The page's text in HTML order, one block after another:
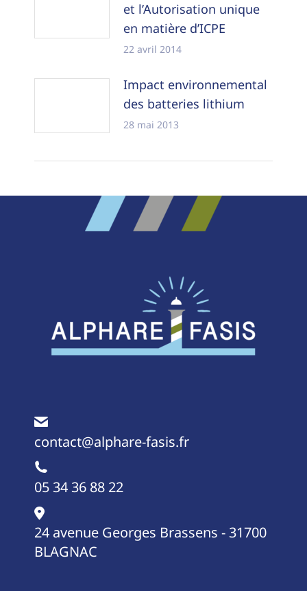
et l’Autorisation unique
en matière d’ICPE
22 avril 2014
Impact environnemental
des batteries lithium
28 mai 2013
contact@alphare-fasis.fr
05 34 36 88 22
24 avenue Georges Brassens - 31700
BLAGNAC